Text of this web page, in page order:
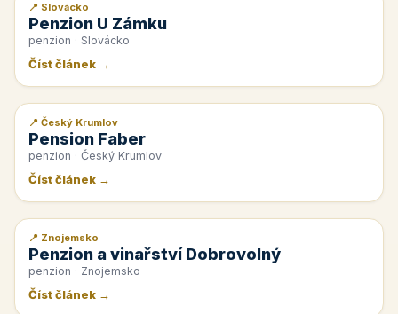
📰 PR článek
📍 Slovácko
Penzion U Zámku
penzion · Slovácko
Číst článek →
📰 PR článek
📍 Český Krumlov
Pension Faber
penzion · Český Krumlov
Číst článek →
📰 PR článek
📍 Znojemsko
Penzion a vinařství Dobrovolný
penzion · Znojemsko
Číst článek →